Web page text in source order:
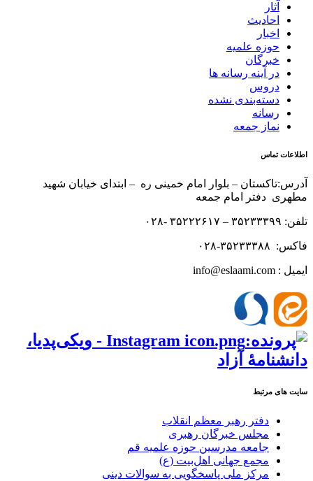
آثار
احادیث
اخبار
حوزه علمیه
خبرگان
در آینه رسانه ها
دروس
دسته‌بندی نشده
رسانه
نماز جمعه
اطلاعات تماس
آدرس:تاکستان – بلوار امام خمینی ره – ابتدای خیابان شهید
مطهری دفتر امام جمعه
تلفن: ۳۵۲۳۳۳۹۹ – ۳۵۲۲۲۶۱۷ -۰۲۸
فاکس: ۳۵۲۳۳۳۸۸-۰۲۸
ایمیل : info@eslaami.com
سایت های مرتبط
دفتر رهبر معظم انقلاب
مجلس خبرگان رهبری
جامعه مدرسین حوزه علمیه قم
مجمع جهانی اهل‌بیت (ع)
مرکز ملی پاسخگویی به سوالات دینی